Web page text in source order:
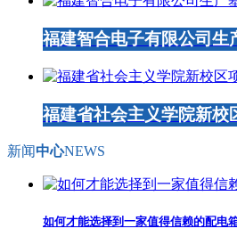
福建智合电子有限公司生
福建省社会主义学院新校
新闻中心NEWS
如何才能选择到一家值得信赖的配电